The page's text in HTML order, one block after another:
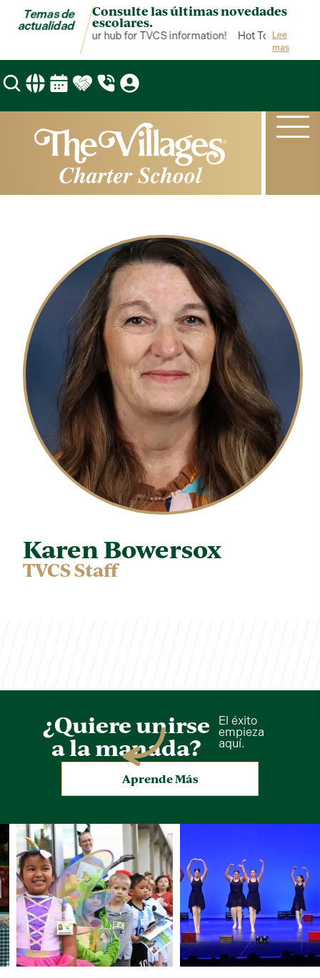
Temas de
actualidad
Consulte las últimas novedades
escolares.
Hot Topics is your hub for TVCS information! Hot Topics is
Lee
mas
Karen Bowersox
TVCS Staff
¿Quiere unirse
a la manada?
El éxito
empieza
aquí.
Aprende Más